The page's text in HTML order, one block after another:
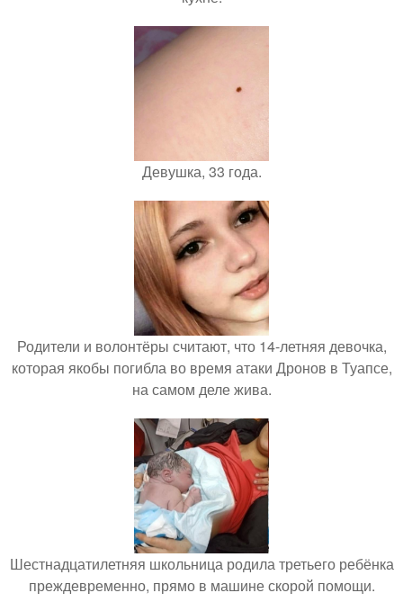
Девушка, 33 года.
Родители и волонтёры считают, что 14-летняя девочка,
которая якобы погибла во время атаки Дронов в Туапсе,
на самом деле жива.
Шестнадцатилетняя школьница родила третьего ребёнка
преждевременно, прямо в машине скорой помощи.